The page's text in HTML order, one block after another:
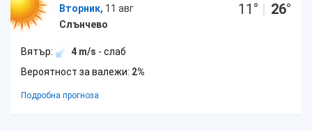
Вторник, 11 авг
Слънчево
11 ° | 26°
Вятър: 4 m/s - слаб
Вероятност за валежи: 2%
Подробна прогноза